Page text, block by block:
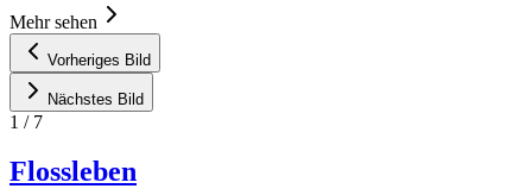
Mehr sehen
Vorheriges Bild
Nächstes Bild
1 / 7
Flossleben